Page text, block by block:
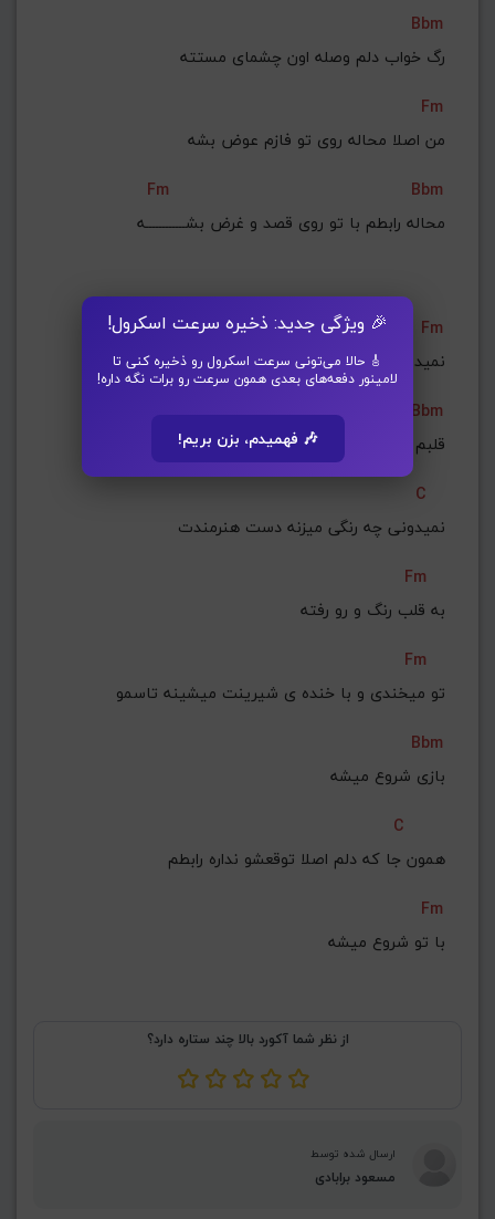
🎉 ویژگی جدید: ذخیره سرعت اسکرول!
🎸 حالا می‌تونی سرعت اسکرول رو ذخیره کنی تا
لامینور دفعه‌های بعدی همون سرعت رو برات نگه داره!
🎶 فهمیدم، بزن بریم!
Bbm
رگ خواب دلم وصله اون چشمای مستته
Fm
من اصلا محاله روی تو فازم عوض بشه
Fm
Bbm
محاله رابطم با تو روی قصد و غرض بشــــــــــــه
Fm
نمیدونی که با تزریق چشمای تو چه حسی تو
Bbm
قلبم فرو رفته
C
نمیدونی چه رنگی میزنه دست هنرمندت
Fm
به قلب رنگ و رو رفته
Fm
تو میخندی و با خنده ی شیرینت میشینه تاسمو
Bbm
بازی شروع میشه
C
همون جا که دلم اصلا توقعشو نداره رابطم
Fm
با تو شروع میشه
از نظر شما آکورد بالا چند ستاره دارد؟
ارسال شده توسط
مسعود برابادی